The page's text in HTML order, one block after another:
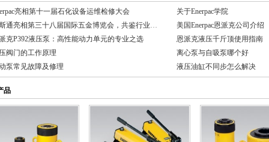
亮相第十一届石化设备运维检修大会
关于Enerpac学院
宝斯通亮相第三十八届国际五金博览会，共鉴行业新未来
美国Enerpac恩派克公司介绍
克P392液压泵：高性能动力单元的专业之选
恩派克液压千斤顶使用指南
阀门的工作原理
离心泵与自吸泵哪个好
泵常见故障及修理
液压油缸不同步怎么解决
品